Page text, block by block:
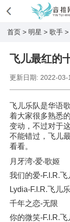
首页 > 明星 > 歌手 >
飞儿最红的
更新日期: 2022-03-
飞儿乐队是华语
着大家很多熟悉
变动，不过对于
不能错过，飞儿
看看。
月牙湾-爱‧歌姬
我们的爱-F.I.R.飞
Lydia-F.I.R.飞儿
千年之恋-无限
你的微笑-F.I.R.飞